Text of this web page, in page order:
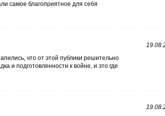
самое благоприятное для себя
что от этой публики решительно
и подготовленности к войне, и это где